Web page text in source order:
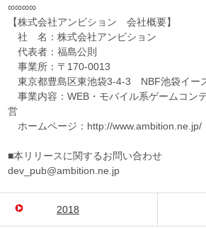
∞∞∞∞
【株式会社アンビション 会社概要】
社 名：株式会社アンビション
代表者：福島公則
事業所：〒170-0013
東京都豊島区東池袋3-4-3 NBF池袋イー
事業内容：WEB・モバイル系ゲームコン
営
ホームページ：http://www.ambition.ne.jp/
■本リリースに関するお問い合わせ
dev_pub@ambition.ne.jp
2018